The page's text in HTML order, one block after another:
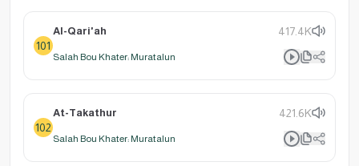
101
Al-Qari'ah 417.4K
Salah Bou Khater: Muratalun
102
At-Takathur 421.6K
Salah Bou Khater: Muratalun